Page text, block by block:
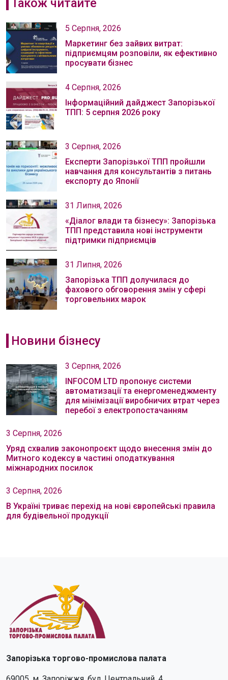
Також читайте
5 Серпня, 2026
Маркетинг без зайвих витрат:
підприємцям розповіли, як ефективно
просувати бізнес
4 Серпня, 2026
Інформаційний дайджест Запорізької
ТПП: 5 серпня 2026 року
3 Серпня, 2026
Експерти Запорізької ТПП пройшли
навчання для консультантів з питань
експорту до Японії
31 Липня, 2026
«Діалог влади та бізнесу»: Запорізька
ТПП представила нові інструменти
підтримки підприємців
31 Липня, 2026
Запорізька ТПП долучилася до
фахового обговорення змін у сфері
торговельних марок
Новини бізнесу
3 Серпня, 2026
INFOCOM LTD пропонує системи
автоматизації та енергоменеджменту
для мінімізації виробничих втрат через
перебої з електропостачанням
3 Серпня, 2026
Уряд схвалив законопроєкт щодо внесення змін до
Митного кодексу в частині оподаткування
міжнародних посилок
3 Серпня, 2026
В Україні триває перехід на нові європейські правила
для будівельної продукції
Запорізька торгово-промислова палата